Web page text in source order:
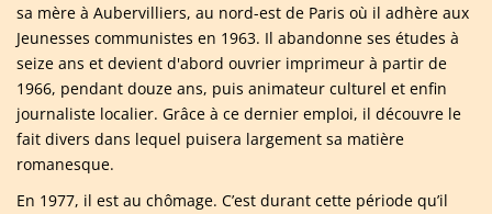
sa mère à Aubervilliers, au nord-est de Paris où il adhère aux
Jeunesses communistes en 1963. Il abandonne ses études à
seize ans et devient d'abord ouvrier imprimeur à partir de
1966, pendant douze ans, puis animateur culturel et enfin
journaliste localier. Grâce à ce dernier emploi, il découvre le
fait divers dans lequel puisera largement sa matière
romanesque.
En 1977, il est au chômage. C’est durant cette période qu’il